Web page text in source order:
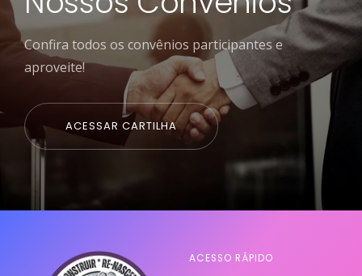
Confira todos os convênios participantes e
aproveite!
ACESSAR CARTILHA
ACESSO RÁPIDO